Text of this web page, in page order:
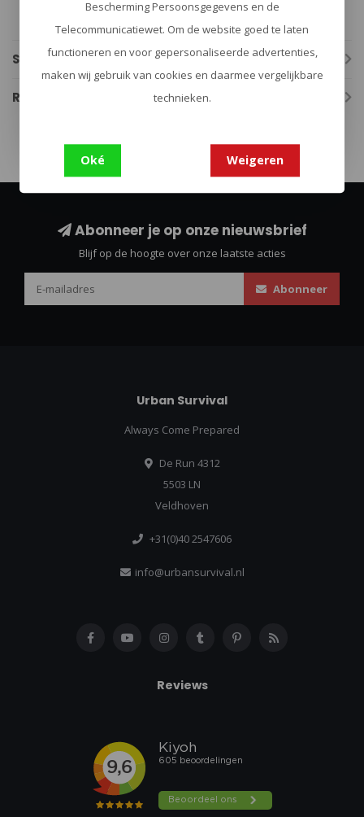
Buitenstof: 92% gerecycled polyester 8% elastaan
Specificaties
Reviews
Abonneer je op onze nieuwsbrief
Blijf op de hoogte over onze laatste acties
Abonneer
Urban Survival
Always Come Prepared
De Run 4312
5503 LN
Veldhoven
+31(0)40 2547606
info@urbansurvival.nl
Reviews
Bescherming Persoonsgegevens en de
Telecommunicatiewet. Om de website goed te laten
functioneren en voor gepersonaliseerde advertenties,
maken wij gebruik van cookies en daarmee vergelijkbare
technieken.
Oké Weigeren